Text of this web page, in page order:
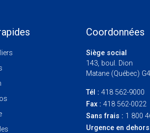
Coordonnées
Siège social
143, boul. Dion
Matane (Québec)
Tél : 418 562-9000
Fax : 418 562-0022
Sans frais : 1 800
Urgence en